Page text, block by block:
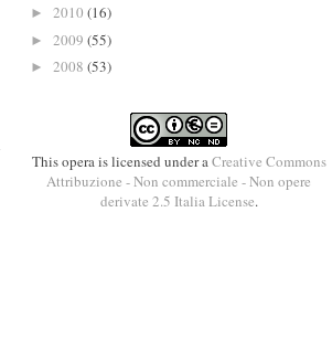
► 2010 (16)
► 2009 (55)
► 2008 (53)
This opera is licensed under a Creative Commons
Attribuzione - Non commerciale - Non opere
derivate 2.5 Italia License.